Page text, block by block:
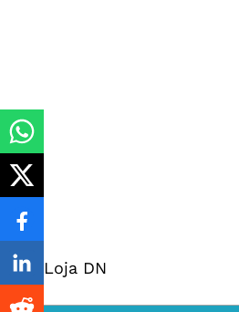
Loja DN